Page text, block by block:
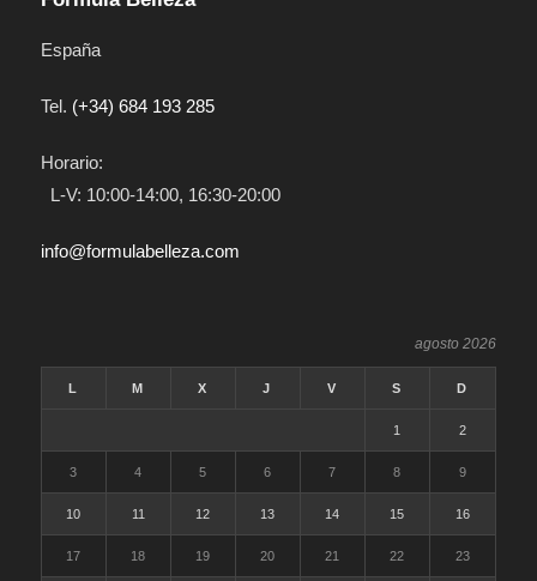
España
Tel. (+34) 684 193 285
Horario:
L-V: 10:00-14:00, 16:30-20:00
info@formulabelleza.com
agosto 2026
L M X J V S D
1 2
3 4 5 6 7 8 9
10 11 12 13 14 15 16
17 18 19 20 21 22 23